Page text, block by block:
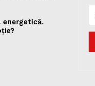
energetică.